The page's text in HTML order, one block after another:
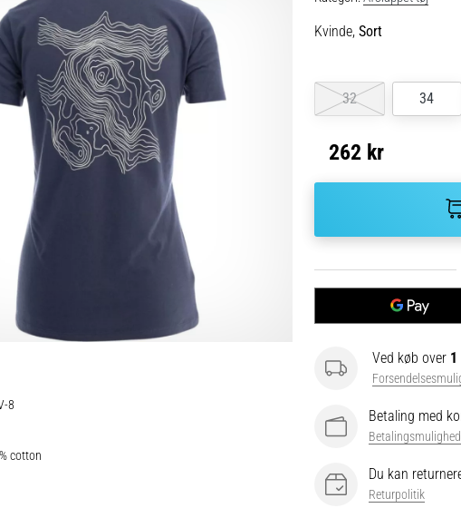
Kvinde, Sort
32 34
262 kr
Ved køb over
Betaling med
Du kan
Returpolitik
8
cotton